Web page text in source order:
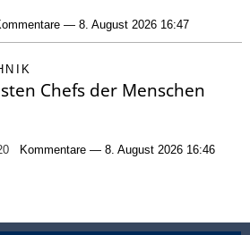
— 8. August 2026 16:47
Chefs der Menschen
Kommentare — 8. August 2026 16:46